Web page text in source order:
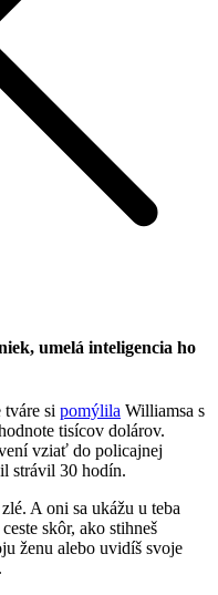
umelá inteligencia ho
tváre si pomýlila Williamsa s
tisícov dolárov.
vziať do policajnej
strávil 30 hodín.
A oni sa ukážu u teba
skôr, ako stihneš
ženu alebo uvidíš svoje